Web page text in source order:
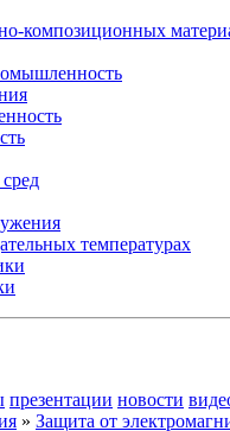
композиционных
температурах
презентации новости
» Защита от